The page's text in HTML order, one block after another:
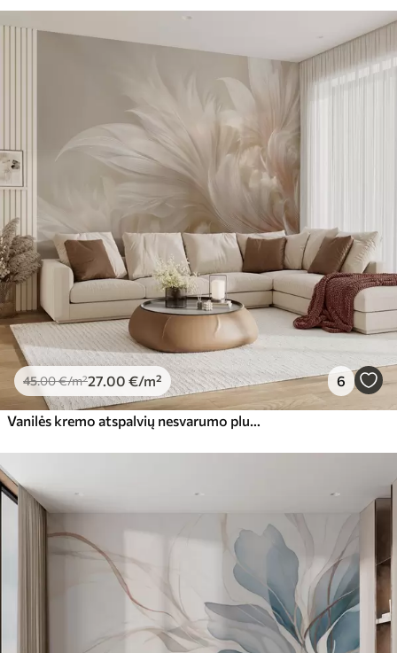
Turimos medžiagos
/m²
Premiumas
Premium vinilas
65 .0039 .00 €/m²
Peel and Stick
81.65 48 .99 /m²
45.00€/m²27 .00 €/m² 6